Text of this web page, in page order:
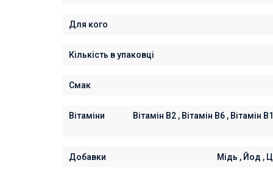
Для кого
Кількість в упаковці
Смак
Вітаміни
Вітамін В2 , Вітамін В6 , Вітамін
Добавки Мідь , Йод ,